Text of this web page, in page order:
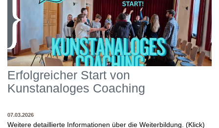
auf unserer Bühne präsentiert! Wir danken allen Studierenden
und Dozenten für die gelungene Woche und für die tollen
Abschlusspräsentationen!
BUSHALTESTELLE PETERSKIRCHE (ALTSTADT)
WANN?
14.04.2026
Erfolgreicher Start von
Kunstanaloges Coaching
07.03.2026
Weitere detaillierte Informationen über die Weiterbildung. (Klick)